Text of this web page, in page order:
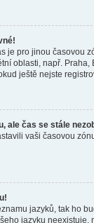
je pro jinou časovou
oblasti, např. Praha,
ještě nejste
ale čas se stále
vaši časovou
jazyků, tak ho
jazyku